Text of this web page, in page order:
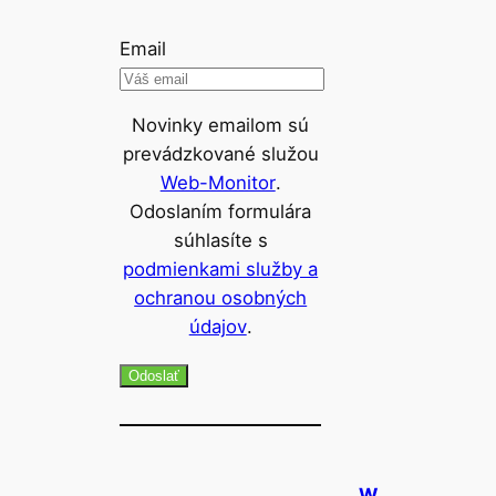
Email
Novinky emailom sú
prevádzkované služou
Web-Monitor.
Odoslaním formulára
súhlasíte s
podmienkami služby a
ochranou osobných
údajov.
Odoslať